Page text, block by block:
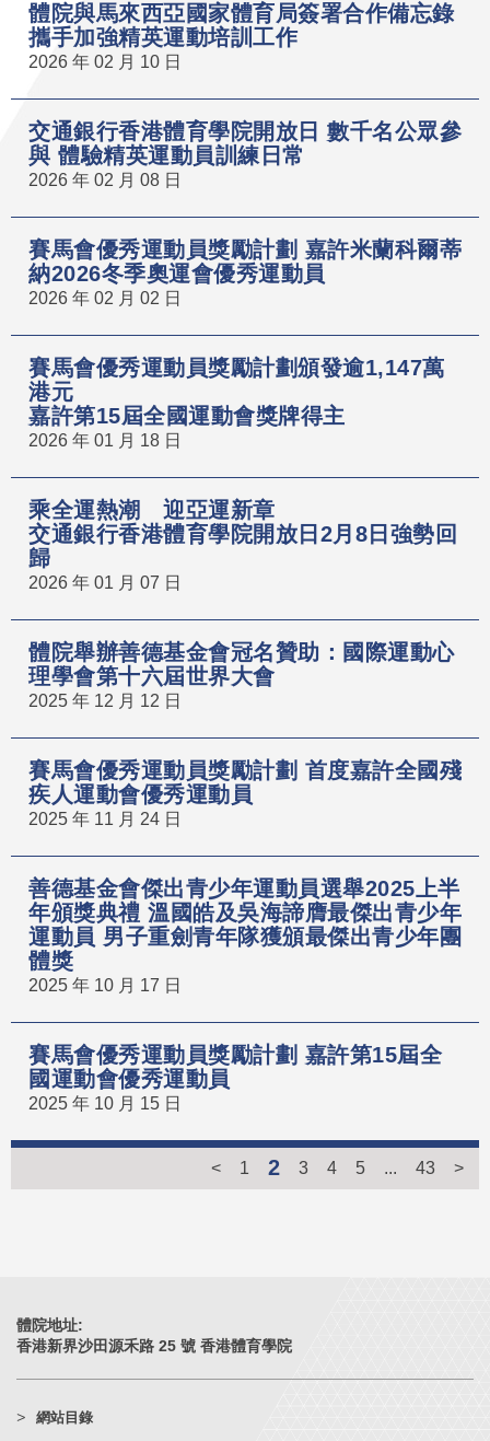
體院與馬來西亞國家體育局簽署合作備忘錄
攜手加強精英運動培訓工作
2026 年 02 月 10 日
交通銀行香港體育學院開放日 數千名公眾參
與 體驗精英運動員訓練日常
2026 年 02 月 08 日
賽馬會優秀運動員獎勵計劃 嘉許米蘭科爾蒂
納2026冬季奧運會優秀運動員
2026 年 02 月 02 日
賽馬會優秀運動員獎勵計劃頒發逾1,147萬
港元
嘉許第15屆全國運動會獎牌得主
2026 年 01 月 18 日
乘全運熱潮 迎亞運新章
交通銀行香港體育學院開放日2月8日強勢回
歸
2026 年 01 月 07 日
體院舉辦善德基金會冠名贊助：國際運動心
理學會第十六屆世界大會
2025 年 12 月 12 日
賽馬會優秀運動員獎勵計劃 首度嘉許全國殘
疾人運動會優秀運動員
2025 年 11 月 24 日
善德基金會傑出青少年運動員選舉2025上半
年頒獎典禮 溫國皓及吳海諦膺最傑出青少年
運動員 男子重劍青年隊獲頒最傑出青少年團
體獎
2025 年 10 月 17 日
賽馬會優秀運動員獎勵計劃 嘉許第15屆全
國運動會優秀運動員
2025 年 10 月 15 日
< 1 2 3 4 5 ... 43 >
體院地址:
香港新界沙田源禾路 25 號 香港體育學院
網站目錄